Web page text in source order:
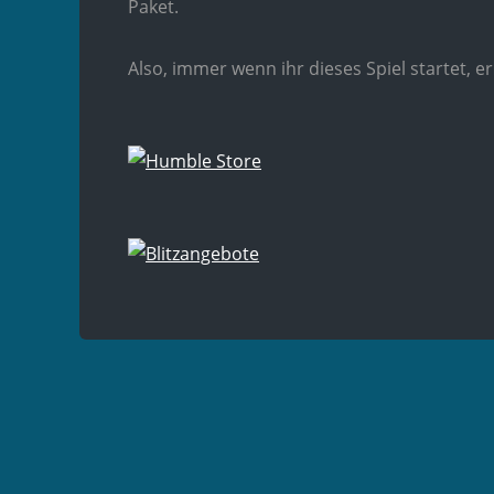
Paket.
Also, immer wenn ihr dieses Spiel startet,